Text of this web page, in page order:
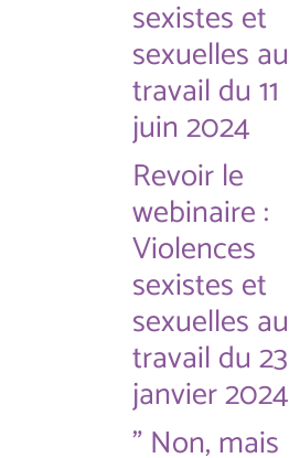
sexistes et
sexuelles au
travail du 11
juin 2024
Revoir le
webinaire :
Violences
sexistes et
sexuelles au
travail du 23
janvier 2024
" Non, mais